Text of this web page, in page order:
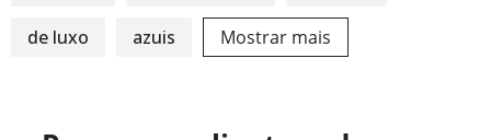
de luxo azuis Mostrar mais